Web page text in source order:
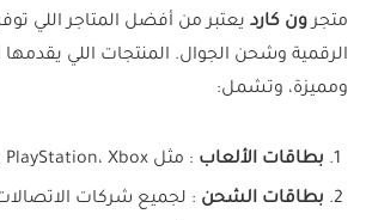
متجرون كارد يعتبر من أفضل المتاجر اللي
الرقمية وشحن الجوال. المنتجات اللي يقدمها
ومميزة، وتشمل:
بطاقات الألعاب : مثل Steam، PlayStation، Xbox.
بطاقات الشحن : لجميع شركات